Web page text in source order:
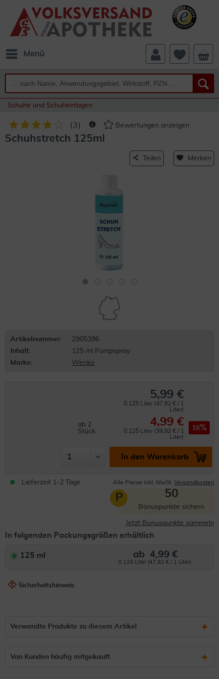
Menü
Schuhe und Schuheinlagen
(3) Bewertungen anzeigen
Schuhstretch 125ml
Teilen Merken
Artikelnummer:
2905396
Inhalt:
125 ml Pumpspray
Marke:
Wenko
5,99 €
0.125 Liter (47,92 € / 1
Liter)
ab 2
Stück
4,99 €
0.125 Liter (39,92 € / 1
Liter)
16
In den Warenkorb
Lieferzeit 1-2 Tage Alle Preise inkl. MwSt. Versandkosten
P 50
Bonuspunkte sichern
Jetzt Bonuspunkte sammeln
In folgenden Packungsgrößen erhältlich
125 ml ab 4,99 €
0.125 Liter (47,92 € / 1 Liter)
Sicherheitshinweis
Verwandte Produkte zu diesem Artikel
Von Kunden häufig mitgekauft